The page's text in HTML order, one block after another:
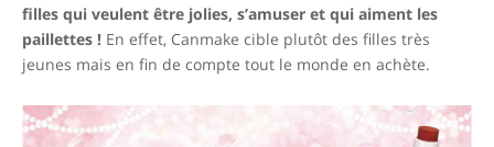
filles qui veulent être jolies, s’amuser et qui aiment les
paillettes ! En effet, Canmake cible plutôt des filles très
jeunes mais en fin de compte tout le monde en achète.